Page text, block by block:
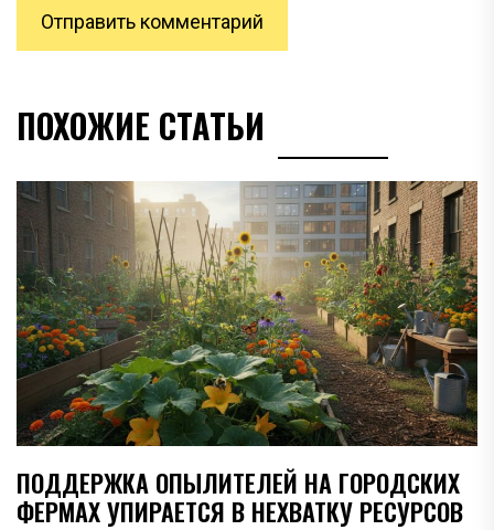
ПОХОЖИЕ СТАТЬИ
ПОДДЕРЖКА ОПЫЛИТЕЛЕЙ НА ГОРОДСКИХ
ФЕРМАХ УПИРАЕТСЯ В НЕХВАТКУ РЕСУРСОВ